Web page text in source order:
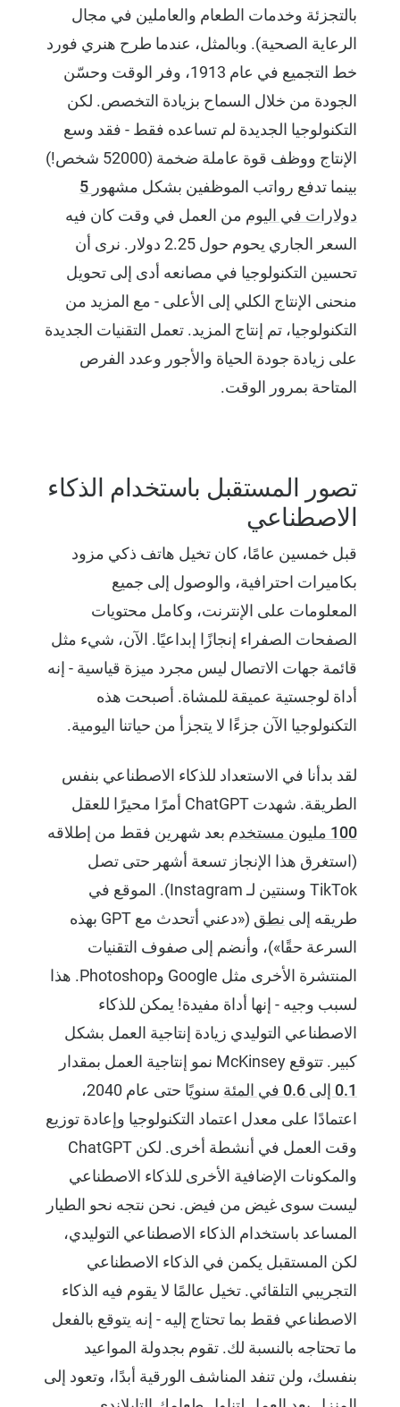
بالتجزئة وخدمات الطعام والعاملين في مجال
الرعاية الصحية). وبالمثل، عندما طرح هنري فورد
خط التجميع في عام 1913، وفر الوقت وحسّن
الجودة من خلال السماح بزيادة التخصص. لكن
التكنولوجيا الجديدة لم تساعده فقط - فقد وسع
الإنتاج ووظف قوة عاملة ضخمة (52000 شخص!)
بينما تدفع رواتب الموظفين بشكل مشهور 5
دولارات في اليوم من العمل في وقت كان فيه
السعر الجاري يحوم حول 2.25 دولار. نرى أن
تحسين التكنولوجيا في مصانعه أدى إلى تحويل
منحنى الإنتاج الكلي إلى الأعلى - مع المزيد من
التكنولوجيا، تم إنتاج المزيد. تعمل التقنيات الجديدة
على زيادة جودة الحياة والأجور وعدد الفرص
المتاحة بمرور الوقت.
تصور المستقبل باستخدام الذكاء
الاصطناعي
قبل خمسين عامًا، كان تخيل هاتف ذكي مزود
بكاميرات احترافية، والوصول إلى جميع
المعلومات على الإنترنت، وكامل محتويات
الصفحات الصفراء إنجازًا إبداعيًا. الآن، شيء مثل
قائمة جهات الاتصال ليس مجرد ميزة قياسية - إنه
أداة لوجستية عميقة للمشاة. أصبحت هذه
التكنولوجيا الآن جزءًا لا يتجزأ من حياتنا اليومية.
لقد بدأنا في الاستعداد للذكاء الاصطناعي بنفس
الطريقة. شهدت ChatGPT أمرًا محيرًا للعقل
100 مليون مستخدم
بعد شهرين فقط من إطلاقه
(استغرق هذا الإنجاز تسعة أشهر حتى تصل
TikTok وسنتين لـ Instagram). الموقع في
طريقه إلى نطق
(«دعني أتحدث مع GPT بهذه
السرعة حقًا»)، وأنضم إلى صفوف التقنيات
المنتشرة الأخرى مثل Google وPhotoshop. هذا
لسبب وجيه - إنها أداة مفيدة! يمكن للذكاء
الاصطناعي التوليدي زيادة إنتاجية العمل بشكل
كبير. تتوقع McKinsey نمو إنتاجية العمل بمقدار
0.1 إلى 0.6 في المئة
سنويًا حتى عام 2040،
اعتمادًا على معدل اعتماد التكنولوجيا وإعادة توزيع
وقت العمل في أنشطة أخرى. لكن ChatGPT
والمكونات الإضافية الأخرى للذكاء الاصطناعي
ليست سوى غيض من فيض. نحن نتجه نحو الطيار
المساعد باستخدام الذكاء الاصطناعي التوليدي،
لكن المستقبل يكمن في الذكاء الاصطناعي
التجريبي التلقائي. تخيل عالمًا لا يقوم فيه الذكاء
الاصطناعي فقط بما تحتاج إليه - إنه يتوقع بالفعل
ما تحتاجه بالنسبة لك. تقوم بجدولة المواعيد
بنفسك، ولن تنفد المناشف الورقية أبدًا، وتعود إلى